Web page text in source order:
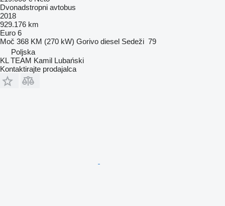
Dvonadstropni avtobus
2018
929.176 km
Euro 6
Moč 368 KM (270 kW) Gorivo diesel Sedeži 79
Poljska
KL TEAM Kamil Lubański
Kontaktirajte prodajalca